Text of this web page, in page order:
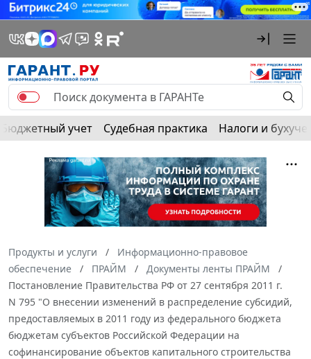
Бюджетный учет Судебная практика Налоги и
Продукты и услуги
Информационно-правовое
обеспечение
ПРАЙМ
Документы ленты ПРАЙМ
Постановление Правительства РФ от 27 сентября 2011 г.
N 795 "О внесении изменений в распределение субсидий,
предоставляемых в 2011 году из федерального бюджета
бюджетам субъектов Российской Федерации на
софинансирование объектов капитального строительства